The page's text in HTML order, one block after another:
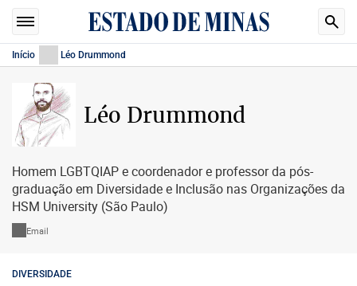
Início Léo Drummond
Léo Drummond
Homem LGBTQIAP e coordenador e professor da pós-
graduação em Diversidade e Inclusão nas Organizações da
HSM University (São Paulo)
Email
DIVERSIDADE